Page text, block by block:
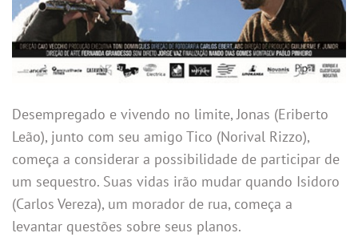
Desempregado e vivendo no limite, Jonas (Eriberto
Leão), junto com seu amigo Tico (Norival Rizzo),
começa a considerar a possibilidade de participar de
um sequestro. Suas vidas irão mudar quando Isidoro
(Carlos Vereza), um morador de rua, começa a
levantar questões sobre seus planos.